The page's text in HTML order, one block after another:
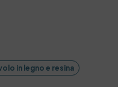
in legno e resina